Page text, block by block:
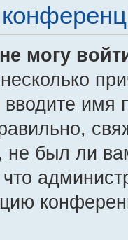
могу
вводите имя
не был ли